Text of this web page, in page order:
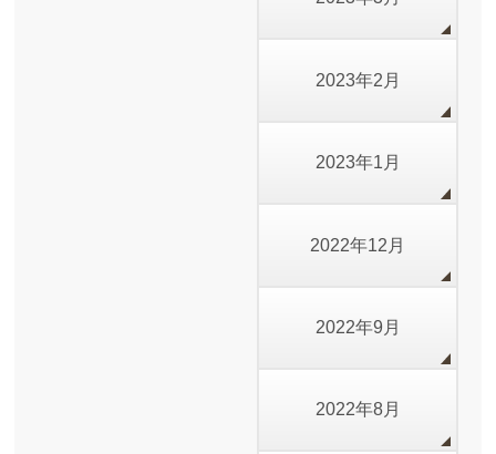
2023年2月
2023年1月
2022年12月
2022年9月
2022年8月